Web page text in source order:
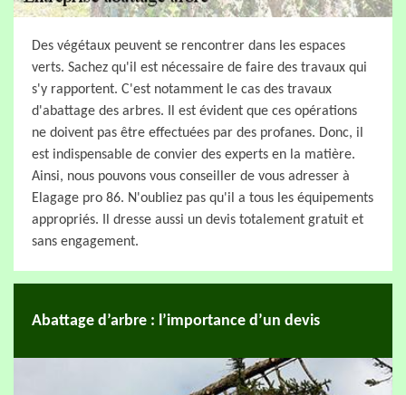
Des végétaux peuvent se rencontrer dans les espaces
verts. Sachez qu'il est nécessaire de faire des travaux qui
s'y rapportent. C'est notamment le cas des travaux
d'abattage des arbres. Il est évident que ces opérations
ne doivent pas être effectuées par des profanes. Donc, il
est indispensable de convier des experts en la matière.
Ainsi, nous pouvons vous conseiller de vous adresser à
Elagage pro 86. N'oubliez pas qu'il a tous les équipements
appropriés. Il dresse aussi un devis totalement gratuit et
sans engagement.
Abattage d’arbre : l’importance d’un devis